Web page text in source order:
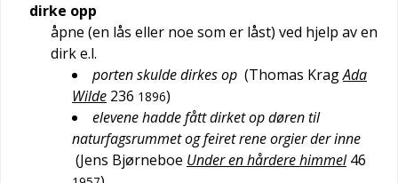
dirke opp
åpne (en lås eller noe som er låst) ved hjelp av en
dirk e.l.
porten skulde dirkes op (Thomas KragAda
Wilde 236 1896)
elevene hadde fått dirket op døren til
naturfagsrummet og feiret rene orgier der inne
(Jens Bjørneboe Under en hårdere himmel 46